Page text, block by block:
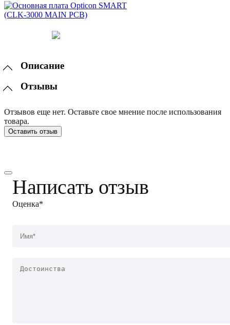
Описание
Отзывы
Отзывов еще нет. Оставьте свое мнение после использования
товара.
Оставить отзыв
Написать отзыв
Оценка*